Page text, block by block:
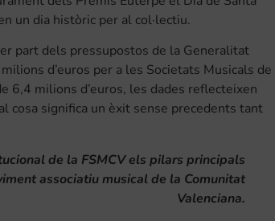
un dia històric per al col·lectiu.
part dels pressupostos de la Generalitat
d’euros per a les Societats Musicals de
6,4 milions d’euros, les dades reflecteixen
cosa significa un èxit sense precedents tant
de la FSMCV els pilars principals
associatiu musical de la Comunitat
Valenciana.